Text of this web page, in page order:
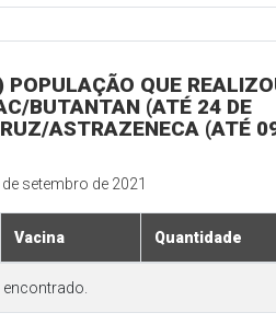
POPULAÇÃO QUE
BUTANTAN (ATÉ 24 DE
ASTRAZENECA (ATÉ
de setembro de 2021
Vacina Quantidade